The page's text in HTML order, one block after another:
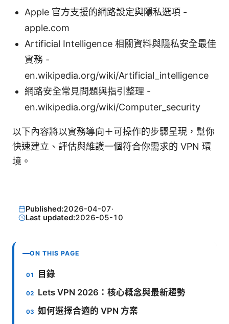
Apple 官方支援的網路設定與隱私選項 -
apple.com
Artificial Intelligence 相關資料與隱私安全最佳
實務 -
en.wikipedia.org/wiki/Artificial_intelligence
網路安全常見問題與指引整理 -
en.wikipedia.org/wiki/Computer_security
以下內容將以實務導向＋可操作的步驟呈現，幫你
快速建立、評估與維護一個符合你需求的 VPN 環
境。
Published:2026-04-07·
Last updated:2026-05-10
ON THIS PAGE
目錄
Lets VPN 2026：核心概念與最新趨勢
如何選擇合適的 VPN 方案